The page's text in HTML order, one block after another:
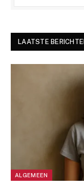
LAATSTE
ALGEMEEN